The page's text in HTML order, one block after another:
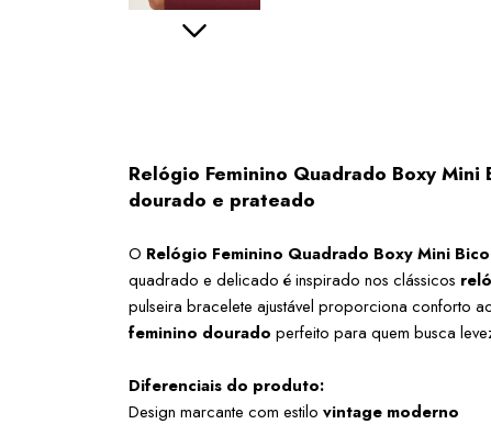
Relógio Feminino Quadrado Boxy
dourado e prateado
O Relógio Feminino Quadrado Boxy Mini
quadrado e delicado é inspirado nos clássicos
pulseira bracelete ajustável proporciona conforto
feminino dourado perfeito para quem busca
Diferenciais do produto:
Design marcante com estilo vintage moderno